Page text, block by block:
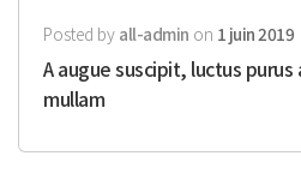
Posted by all-admin on 1 juin 2019
A augue suscipit, luctus
mullam